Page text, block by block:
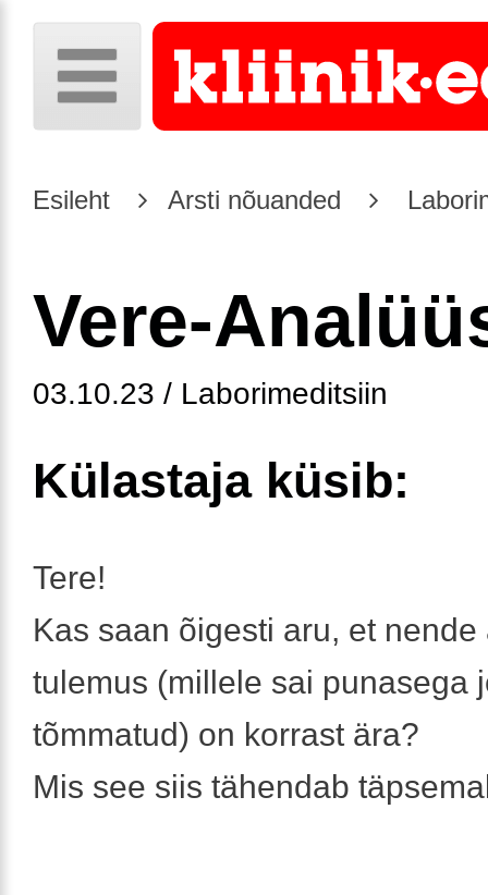
Esileht Arsti nõuanded
Vere-
03.10.23 / Laborimeditsiin
Külastaja küsib:
Tere!
Kas saan õigesti aru, et
tulemus (millele sai punasega
tõmmatud) on korrast ära?
Mis see siis tähendab